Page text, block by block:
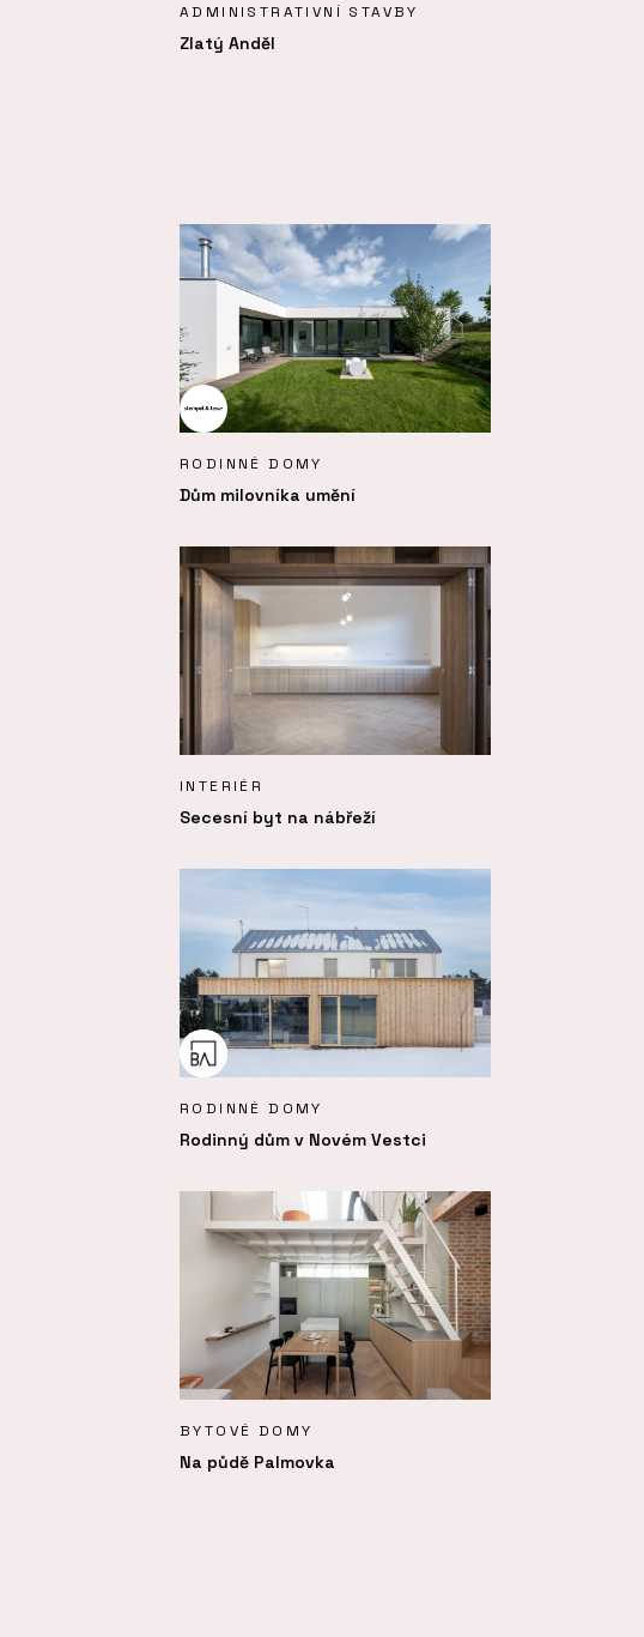
ADMINISTRATIVNÍ STAVBY
Zlatý Anděl
RODINNÉ DOMY
Dům milovníka umění
INTERIÉR
Secesní byt na nábřeží
RODINNÉ DOMY
Rodinný dům v Novém Vestci
BYTOVÉ DOMY
Na půdě Palmovka